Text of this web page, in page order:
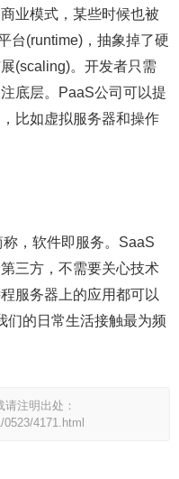
业模式，某些时候也被
台(runtime)，抽象掉了硬
(scaling)。开发者只需
底层。PaaS公司可以提
比如虚拟服务器和操作
，软件即服务。SaaS
三方，不需要关心技术
服务器上的应用都可以
们的日常生活接触最为频
注明出处：
4171.html